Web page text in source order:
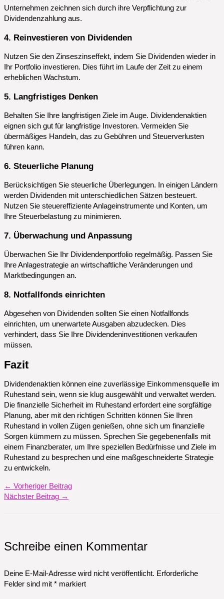
Unternehmen zeichnen sich durch ihre Verpflichtung zur
Dividendenzahlung aus.
4. Reinvestieren von Dividenden
Nutzen Sie den Zinseszinseffekt, indem Sie Dividenden wieder in
Ihr Portfolio investieren. Dies führt im Laufe der Zeit zu einem
erheblichen Wachstum.
5. Langfristiges Denken
Behalten Sie Ihre langfristigen Ziele im Auge. Dividendenaktien
eignen sich gut für langfristige Investoren. Vermeiden Sie
übermäßiges Handeln, das zu Gebühren und Steuerverlusten
führen kann.
6. Steuerliche Planung
Berücksichtigen Sie steuerliche Überlegungen. In einigen Ländern
werden Dividenden mit unterschiedlichen Sätzen besteuert.
Nutzen Sie steuereffiziente Anlageinstrumente und Konten, um
Ihre Steuerbelastung zu minimieren.
7. Überwachung und Anpassung
Überwachen Sie Ihr Dividendenportfolio regelmäßig. Passen Sie
Ihre Anlagestrategie an wirtschaftliche Veränderungen und
Marktbedingungen an.
8. Notfallfonds einrichten
Abgesehen von Dividenden sollten Sie einen Notfallfonds
einrichten, um unerwartete Ausgaben abzudecken. Dies
verhindert, dass Sie Ihre Dividendeninvestitionen verkaufen
müssen.
Fazit
Dividendenaktien können eine zuverlässige Einkommensquelle im
Ruhestand sein, wenn sie klug ausgewählt und verwaltet werden.
Die finanzielle Sicherheit im Ruhestand erfordert eine sorgfältige
Planung, aber mit den richtigen Schritten können Sie Ihren
Ruhestand in vollen Zügen genießen, ohne sich um finanzielle
Sorgen kümmern zu müssen. Sprechen Sie gegebenenfalls mit
einem Finanzberater, um Ihre speziellen Bedürfnisse und Ziele im
Ruhestand zu besprechen und eine maßgeschneiderte Strategie
zu entwickeln.
← Vorheriger Beitrag
Nächster Beitrag →
Schreibe einen Kommentar
Deine E-Mail-Adresse wird nicht veröffentlicht. Erforderliche
Felder sind mit * markiert